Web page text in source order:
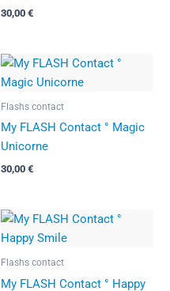
30,00 €
Flashs contact
My FLASH Contact ° Magic
Unicorne
30,00 €
Flashs contact
My FLASH Contact ° Happy